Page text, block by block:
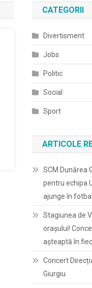
CATEGORII
Divertisment
Jobs
Politic
Social
Sport
ARTICOLE
SCM Dunărea
pentru echipa
ajunge în
Stagiunea de
orașului!
așteaptă în
Concert
Giurgiu